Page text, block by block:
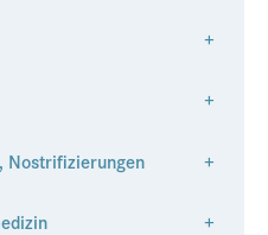
+
+
Nostrifizierungen +
+